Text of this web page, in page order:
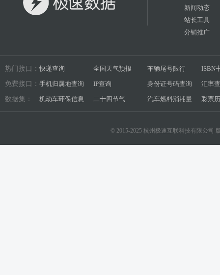
新闻动态
站长工具
分销推广
热门接口： 快递查询 全国天气预报 车辆尾号限行 ISBN
免费接口： 手机归属地查询 IP查询 身份证号码查询 汇率
数据集： 机动车环保信息 二十四节气 汽车燃料消耗量 彩票
© 2015-2025 杭州极速互联科技有限公司